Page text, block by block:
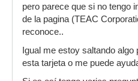
pero parece que si no tengo
de la pagina (TEAC
reconoce..
Igual me estoy saltando algo
esta tarjeta o me puede